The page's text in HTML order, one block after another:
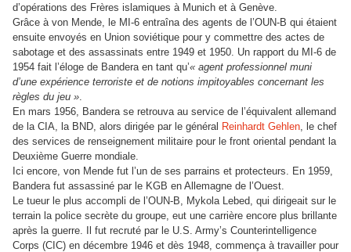
d’opérations des Frères islamiques à Munich et à Genève.
Grâce à von Mende, le MI-6 entraîna des agents de l’OUN-B qui étaient
ensuite envoyés en Union soviétique pour y commettre des actes de
sabotage et des assassinats entre 1949 et 1950. Un rapport du MI-6 de
1954 fait l’éloge de Bandera en tant qu’« agent professionnel muni
d’une expérience terroriste et de notions impitoyables concernant les
règles du jeu »
En mars 1956, Bandera se retrouva au service de l’équivalent allemand
de la CIA, la BND, alors dirigée par le général Reinhardt Gehlen , le chef
des services de renseignement militaire pour le front oriental pendant la
Deuxième Guerre mondiale.
Ici encore, von Mende fut l’un de ses parrains et protecteurs. En 1959,
Bandera fut assassiné par le KGB en Allemagne de l’Ouest.
Le tueur le plus accompli de l’OUN-B, Mykola Lebed, qui dirigeait sur le
terrain la police secrète du groupe, eut une carrière encore plus brillante
après la guerre. Il fut recruté par le U.S. Army’s Counterintelligence
Corps (CIC) en décembre 1946 et dès 1948, commença à travailler pour